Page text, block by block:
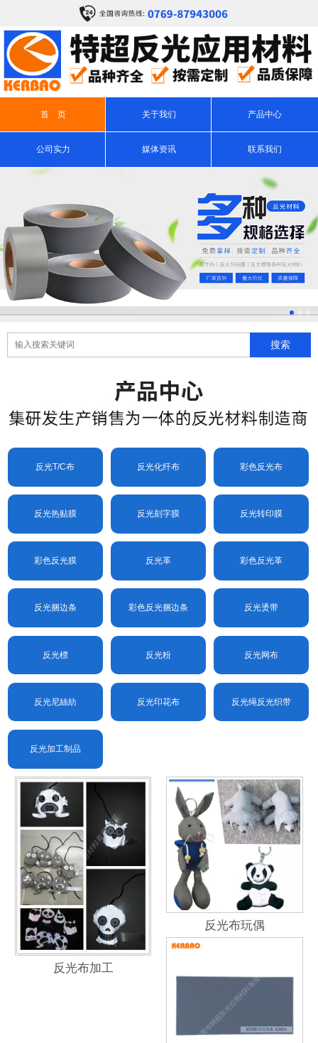
首 页 关于我们 产品中心
公司实力 媒体资讯 联系我们
反光T/C布 反光化纤布 彩色反光布
反光热贴膜 反光刻字膜 反光转印膜
彩色反光膜 反光革 彩色反光革
反光捆边条 彩色反光捆边条 反光烫带
反光標 反光粉 反光网布
反光尼絲紡 反光印花布 反光绳反光织带
反光加工制品
反光布加工
反光布玩偶